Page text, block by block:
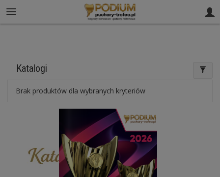
61 812 02 00 sklep@puchary-trofea.pl
Katalogi
Brak produktów dla wybranych kryteriów